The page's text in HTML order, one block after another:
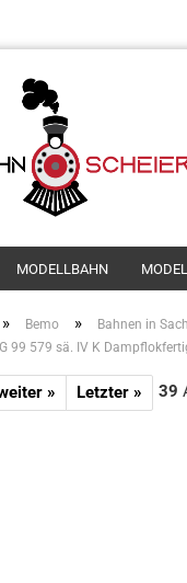
MODELLBAHN
» Bemo » Bahnen in
99 579 sä. IV K
» Letzter » 39